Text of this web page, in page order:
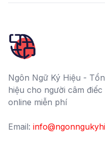
Ngôn Ngữ Ký Hiệu -
hiệu cho người câm
online miễn phí
Email: